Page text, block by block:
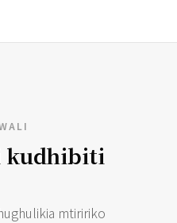
kudhibiti
mtiririko